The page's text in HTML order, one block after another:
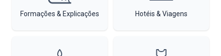
Formações & Explicações Hotéis & Viagens